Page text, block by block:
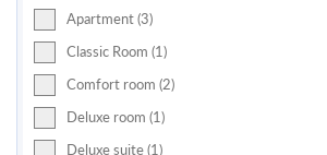
Apartment (3)
Classic Room (1)
Comfort room (2)
Deluxe room (1)
Deluxe suite (1)